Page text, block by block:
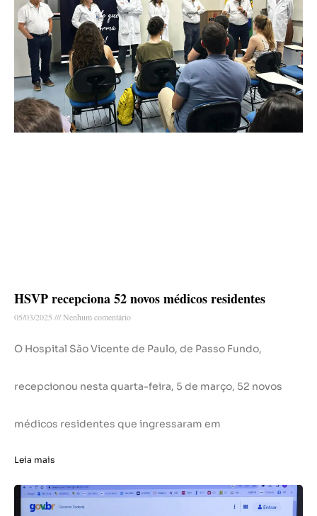
HSVP recepciona 52 novos médicos residentes
05/03/2025 Nenhum comentário
O Hospital São Vicente de Paulo, de Passo Fundo,
recepcionou nesta quarta-feira, 5 de março, 52 novos
médicos residentes que ingressaram em
Leia mais